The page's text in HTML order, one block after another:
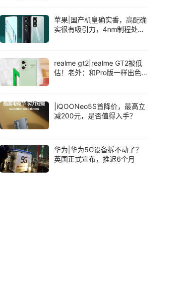
苹果|国产机皇确实香，高配确
实很有吸引力，4nm制程处理
realme gt2|realme GT2被低
估！老外：和Pro版一样出色
|iQOONeo5S首降价，最高立
减200元，是否值得入手？
华为|华为5G设备拆不动了？
英国正式宣布，推迟6个月